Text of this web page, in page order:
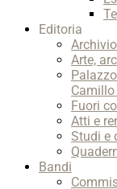
Editoria
Arte,
Fuori
Atti e
Studi e
Bandi